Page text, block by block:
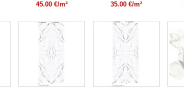
45.00 €/m² 35.00 €/m²